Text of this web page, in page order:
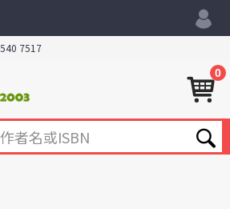
7517
0